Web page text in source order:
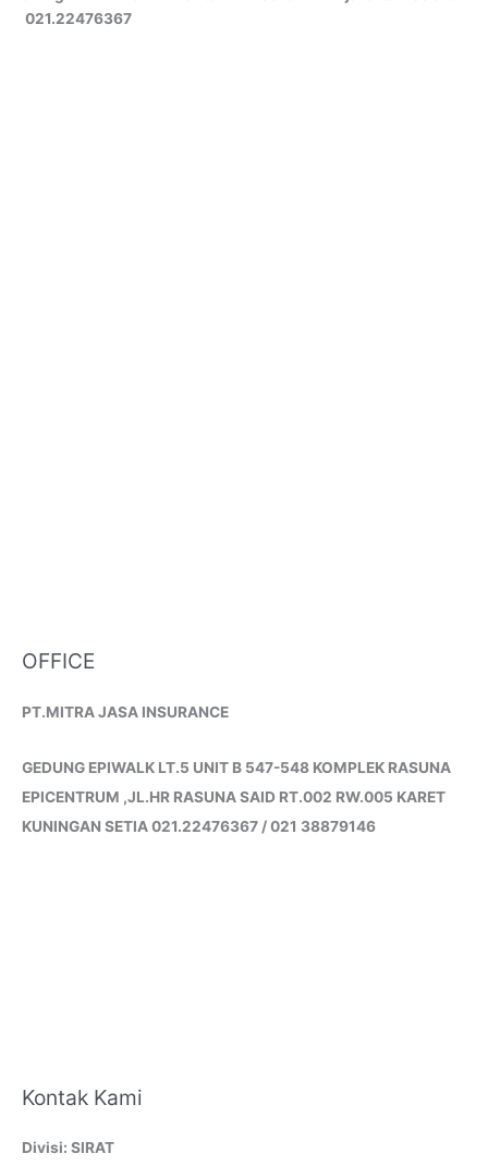
021.22476367
OFFICE
PT.MITRA JASA INSURANCE
GEDUNG EPIWALK LT.5 UNIT B 547-548 KOMPLEK RASUNA
EPICENTRUM ,JL.HR RASUNA SAID RT.002 RW.005 KARET
KUNINGAN SETIA 021.22476367 / 021 38879146
Kontak Kami
Divisi: SIRAT